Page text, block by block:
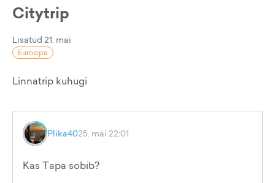
Citytrip
Lisatud 21. mai
Euroopa
Linnatrip kuhugi
Plika4025. mai 22:01
Kas Tapa sobib?